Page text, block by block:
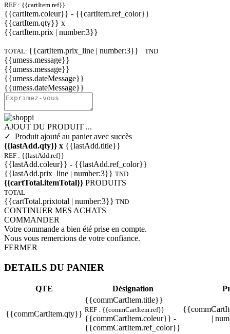
REF : {{cartItem.ref}}
{{cartItem.coleur}} - {{cartItem.ref_color}}
{{cartItem.qty}} x
{{cartItem.prix | number:3}}
TOTAL: {{cartItem.prix_line | number:3}} TND
{{umess.message}}
{{umess.message}}
{{umess.dateMessage}}
{{umess.dateMessage}}
AJOUT DU PRODUIT ...
✓ Produit ajouté au panier avec succès
{{lastAdd.qty}} x {{lastAdd.title}}
REF : {{lastAdd.ref}}
{{lastAdd.coleur}} - {{lastAdd.ref_color}}
{{lastAdd.prix_line | number:3}} TND
{{cartTotal.itemTotal}} PRODUITS
TOTAL
{{cartTotal.prixtotal | number:3}} TND
CONTINUER MES ACHATS
COMMANDER
Votre commande a bien été prise en compte.
Nous vous remercions de votre confiance.
FERMER
DETAILS DU PANIER
QTE Désignation
{{commCartItem.qty}}
{{commCartItem.title}}
REF : {{commCartItem.ref}}
{{commCartItem.coleur}} -
{{commCartItem.ref_color}}
|